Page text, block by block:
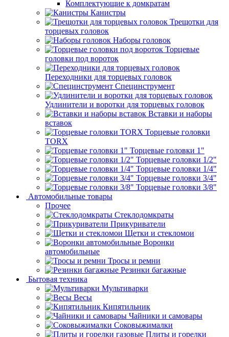
Комплектующие к домкратам
Канистры
Трещотки для
торцевых головок
Наборы головок
Торцевые
головки под вороток
Переходники для торцевых головок
Специнструмент
Удлинители и воротки для торцевых головок
Вставки и наборы
вставок
Торцевые головки
TORX
Торцевые головки 1"
Торцевые головки 1/2"
Торцевые головки 1/4"
Торцевые головки 3/4"
Торцевые головки 3/8"
Автомобильные товары
Прочее
Стеклодомкраты
Прикуриватели
Щетки и стекломои
Воронки
автомобильные
Тросы и ремни
Резинки багажные
Бытовая техника
Мультиварки
Весы
Кипятильник
Чайники и самовары
Соковыжималки
Плиты и горелки